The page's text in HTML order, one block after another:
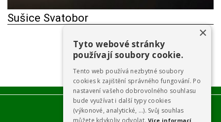
Sušice Svatobor
×
Tyto webové stránky
používají soubory cookie.
Tento web používá nezbytné soubory
cookies k zajištění správného fungování. Po
nastavení vašeho dobrovolného souhlasu
bude využívat i další typy cookies
(výkonové, analytické, …). Svůj souhlas
můžete kdykoliv odvolat. Více informací